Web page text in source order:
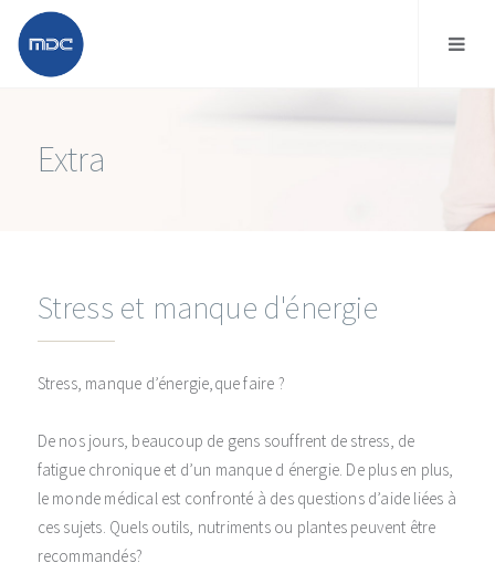
Extra
Stress et manque d'énergie
Stress, manque d’énergie,que faire ?
De nos jours, beaucoup de gens souffrent de stress, de
fatigue chronique et d’un manque d énergie. De plus en plus,
le monde médical est confronté à des questions d’aide liées à
ces sujets. Quels outils, nutriments ou plantes peuvent être
recommandés?